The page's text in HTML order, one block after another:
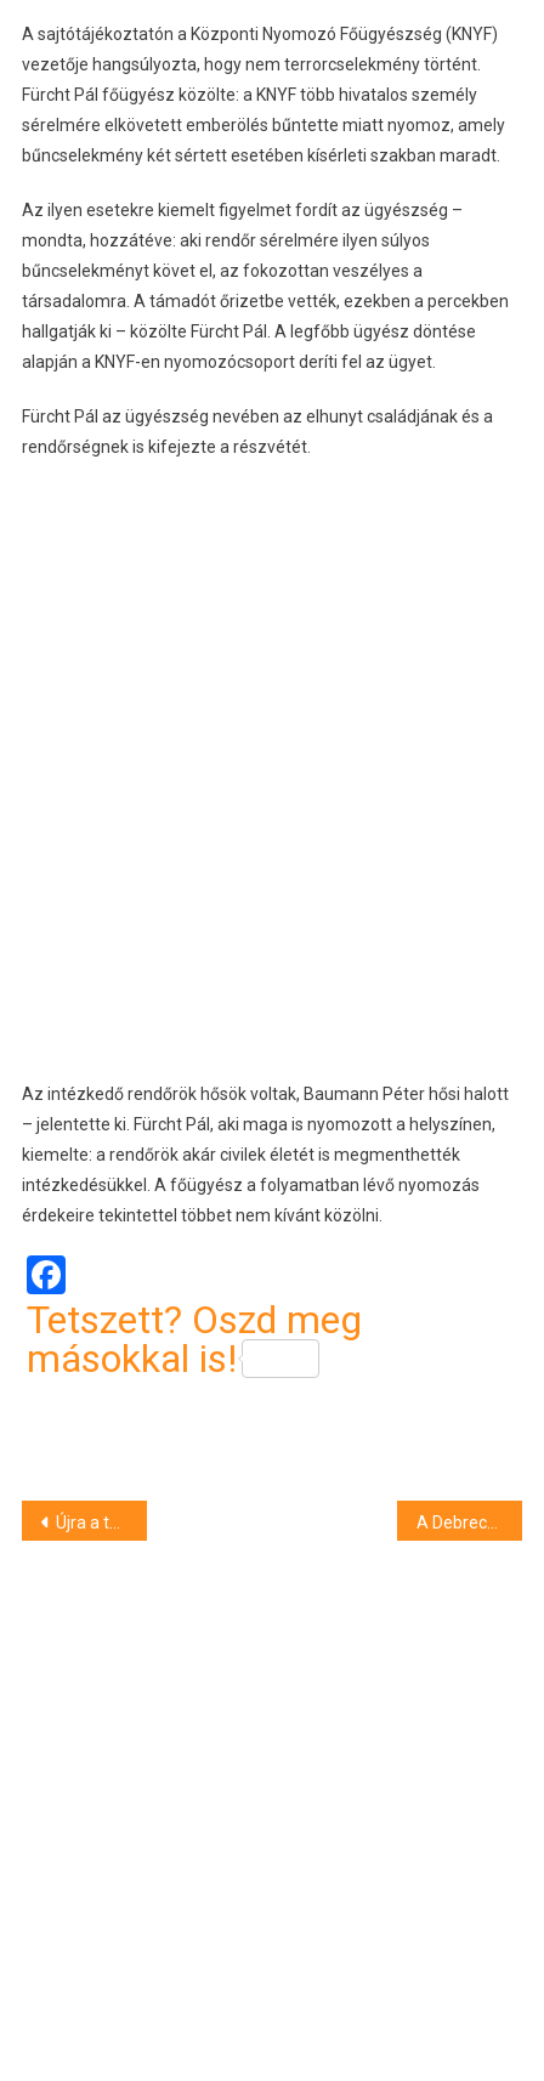
A sajtótájékoztatón a Központi Nyomozó Főügyészség (KNYF)
vezetője hangsúlyozta, hogy nem terrorcselekmény történt.
Fürcht Pál főügyész közölte: a KNYF több hivatalos személy
sérelmére elkövetett emberölés bűntette miatt nyomoz, amely
bűncselekmény két sértett esetében kísérleti szakban maradt.
Az ilyen esetekre kiemelt figyelmet fordít az ügyészség –
mondta, hozzátéve: aki rendőr sérelmére ilyen súlyos
bűncselekményt követ el, az fokozottan veszélyes a
társadalomra. A támadót őrizetbe vették, ezekben a percekben
hallgatják ki – közölte Fürcht Pál. A legfőbb ügyész döntése
alapján a KNYF-en nyomozócsoport deríti fel az ügyet.
Fürcht Pál az ügyészség nevében az elhunyt családjának és a
rendőrségnek is kifejezte a részvétét.
Az intézkedő rendőrök hősök voltak, Baumann Péter hősi halott
– jelentette ki. Fürcht Pál, aki maga is nyomozott a helyszínen,
kiemelte: a rendőrök akár civilek életét is megmenthették
intézkedésükkel. A főügyész a folyamatban lévő nyomozás
érdekeire tekintettel többet nem kívánt közölni.
Facebook
Tetszett? Oszd meg
másokkal is!
Bejegyzés
Újra a teljes vonalon jár a 4-es és a 6-os villamos Budapesten